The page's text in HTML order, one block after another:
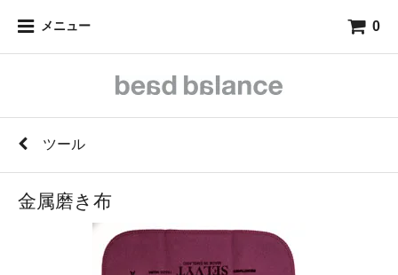
メニュー 0
ツール
金属磨き布